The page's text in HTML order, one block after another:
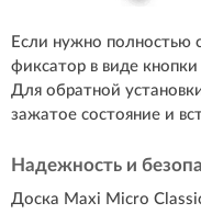
Если нужно полностью
фиксатор в виде кнопки
Для обратной
зажатое состояние и
Надежность и
Доска Maxi Micro